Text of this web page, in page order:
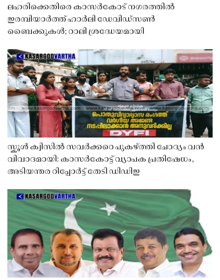
ലഹരിക്കെതിരെ കാസർകോട് നഗരത്തിൽ
ഇരമ്പിയാർത്ത് ഹാർലി ഡേവിഡ്‌സൺ
ബൈക്കുകൾ; റാലി ശ്രദ്ധേയമായി
സ്കൂൾ ക്വിസിൽ സവർക്കറെ പുകഴ്ത്തി ചോദ്യം വൻ
വിവാദമായി: കാസർകോട്ട് വ്യാപക പ്രതിഷേധം,
അടിയന്തര റിപ്പോർട്ട് തേടി ഡിഡിഇ